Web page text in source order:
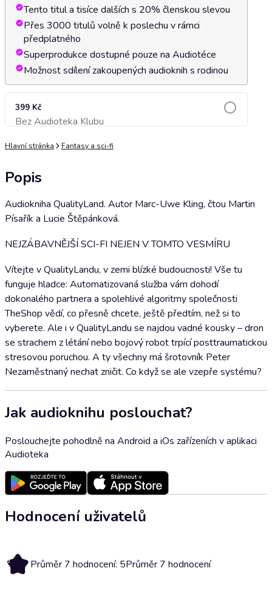
Tento titul a tisíce dalších s 20% členskou slevou
Přes 3000 titulů volně k poslechu v rámci
předplatného
Superprodukce dostupné pouze na Audiotéce
Možnost sdílení zakoupených audioknih s rodinou
399 Kč
Bez Audioteka KlubuPřidat do košíku
Hlavní stránka Fantasy a sci-fi
Popis
Audiokniha QualityLand. Autor Marc-Uwe Kling, čtou Martin
Písařík a Lucie Štěpánková.
NEJZÁBAVNĚJŠÍ SCI-FI NEJEN V TOMTO VESMÍRU
Vítejte v QualityLandu, v zemi blízké budoucnosti! Vše tu
funguje hladce: Automatizovaná služba vám dohodí
dokonalého partnera a spolehlivé algoritmy společnosti
TheShop vědí, co přesně chcete, ještě předtím, než si to
vyberete. Ale i v QualityLandu se najdou vadné kousky – dron
se strachem z létání nebo bojový robot trpící posttraumatickou
stresovou poruchou. A ty všechny má šrotovník Peter
Nezaměstnaný nechat zničit. Co když se ale vzepře systému?
Jak audioknihu poslouchat?
Poslouchejte pohodlně na Android a iOs zařízeních v aplikaci
Audioteka
Hodnocení uživatelů
5 Průměr 7 hodnocení: 5Průměr 7 hodnocení